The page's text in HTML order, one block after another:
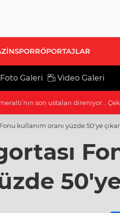
SPORRÖPORTAJLAR
Foto Galeri Video Galeri
telefon ışıkları Bengü'nün
kullanım oranı yüzde 50'ye
50'ye